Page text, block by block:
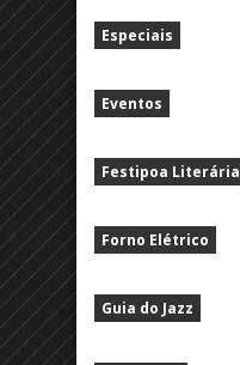
Especiais
Eventos
Festipoa Literária
Forno Elétrico
Guia do Jazz